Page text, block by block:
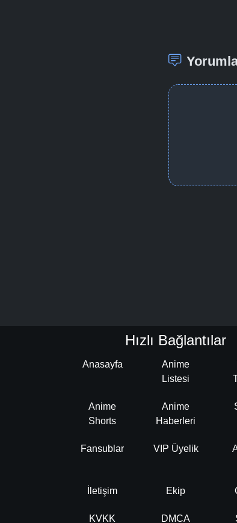
Hızlı Bağlantılar
Anasayfa
Anime
Listesi
Anime
Shorts
Anime
Haberleri
Fansublar VIP Üyelik
İletişim Ekip
KVKK DMCA